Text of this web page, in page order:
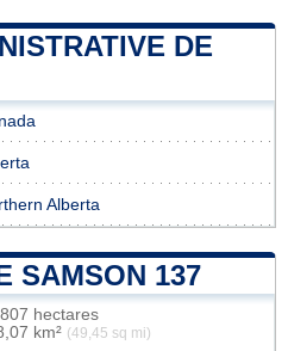
DE
Alberta
SAMSON 137
hectares
km² (49,45 sq mi)